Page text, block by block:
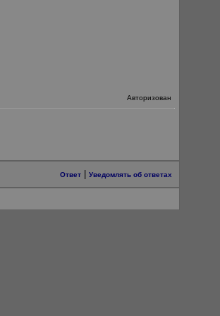
Авторизован
Ответ Уведомлять об ответах